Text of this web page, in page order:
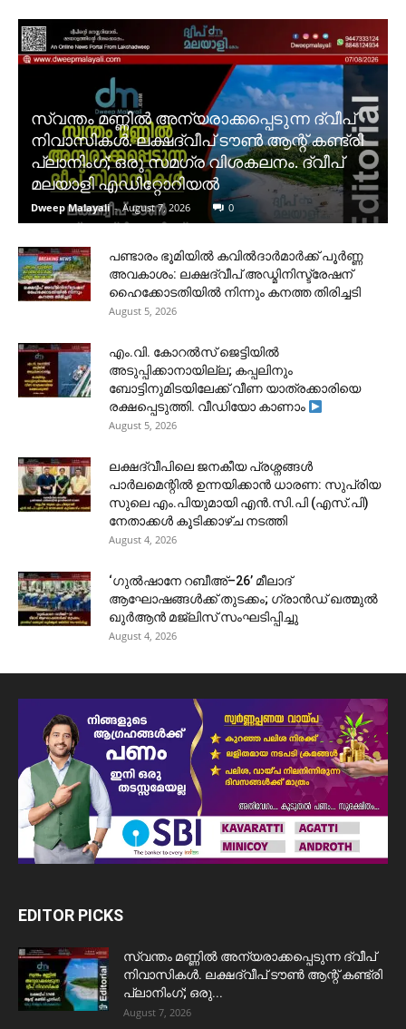
സ്വന്തം മണ്ണിൽ അന്യരാക്കപ്പെടുന്ന ദ്വീപ്
നിവാസികൾ. ലക്ഷദ്വീപ് ടൗൺ ആന്റ് കണ്ട്രി
പ്ലാനിംഗ്; ഒരു സമഗ്ര വിശകലനം. ദ്വീപ്
മലയാളി എഡിറ്റോറിയൽ
Dweep Malayali - August 7, 2026 0
പണ്ടാരം ഭൂമിയിൽ കവിൽദാർമാർക്ക് പൂർണ്ണ
അവകാശം: ലക്ഷദ്വീപ് അഡ്മിനിസ്ട്രേഷന്
ഹൈക്കോടതിയിൽ നിന്നും കനത്ത തിരിച്ചടി
August 5, 2026
​എം.വി. കോറൽസ് ജെട്ടിയിൽ
അടുപ്പിക്കാനായില്ല; കപ്പലിനും
ബോട്ടിനുമിടയിലേക്ക് വീണ യാത്രക്കാരിയെ
രക്ഷപ്പെടുത്തി. വീഡിയോ കാണാം
August 5, 2026
ലക്ഷദ്വീപിലെ ജനകീയ പ്രശ്നങ്ങൾ
പാർലമെന്റിൽ ഉന്നയിക്കാൻ ധാരണ: സുപ്രിയ
സുലെ എം.പിയുമായി എൻ.സി.പി (എസ്.പി)
നേതാക്കൾ കൂടിക്കാഴ്ച നടത്തി
August 4, 2026
‘ഗുൽഷാനേ റബീഅ്–26’ മീലാദ്
ആഘോഷങ്ങൾക്ക് തുടക്കം; ഗ്രാൻഡ് ഖത്മുൽ
ഖുർആൻ മജ്‌ലിസ് സംഘടിപ്പിച്ചു
August 4, 2026
EDITOR PICKS
സ്വന്തം മണ്ണിൽ അന്യരാക്കപ്പെടുന്ന ദ്വീപ്
നിവാസികൾ. ലക്ഷദ്വീപ് ടൗൺ ആന്റ് കണ്ട്രി
പ്ലാനിംഗ്; ഒരു...
August 7, 2026